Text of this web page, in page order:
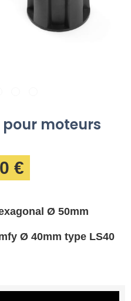
pour moteurs
€
Ø 50mm
Ø 40mm type LS40